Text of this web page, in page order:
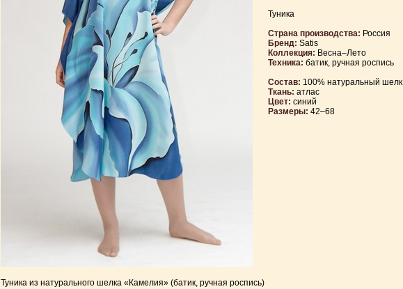
Туника
Страна производства: Россия
Бренд: Satis
Коллекция: Весна–Лето
Техника: батик, ручная роспись
Состав: 100% натуральный шелк
Ткань: атлас
Цвет: синий
Размеры: 42–68
Туника из натурального шелка «Камелия» (батик, ручная роспись)